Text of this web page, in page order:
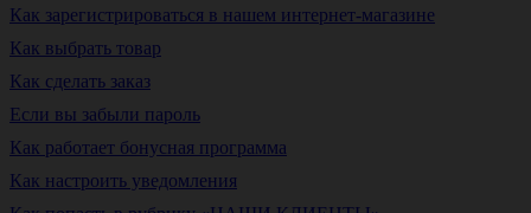
Как зарегистрироваться в нашем интернет-магазине
Как выбрать товар
Как сделать заказ
Если вы забыли пароль
Как работает бонусная программа
Как настроить уведомления